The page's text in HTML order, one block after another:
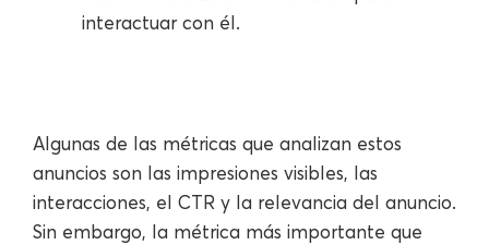
interactuar con él.
Algunas de las métricas que analizan estos
anuncios son las impresiones visibles, las
interacciones, el CTR y la relevancia del anuncio.
Sin embargo, la métrica más importante que